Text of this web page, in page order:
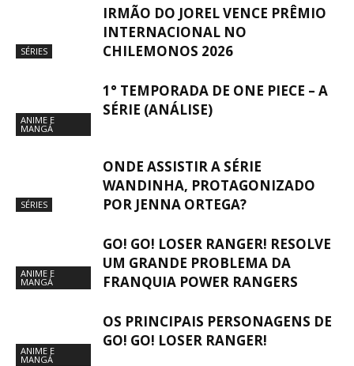
SÉRIES
IRMÃO DO JOREL VENCE PRÊMIO
INTERNACIONAL NO
CHILEMONOS 2026
ANIME E
MANGÁ
1° TEMPORADA DE ONE PIECE – A
SÉRIE (ANÁLISE)
SÉRIES
ONDE ASSISTIR A SÉRIE
WANDINHA, PROTAGONIZADO
POR JENNA ORTEGA?
ANIME E
MANGÁ
GO! GO! LOSER RANGER! RESOLVE
UM GRANDE PROBLEMA DA
FRANQUIA POWER RANGERS
ANIME E
MANGÁ
OS PRINCIPAIS PERSONAGENS DE
GO! GO! LOSER RANGER!